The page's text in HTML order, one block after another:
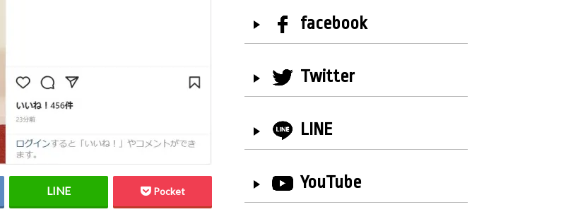
Pocket
facebook
Twitter
LINE
YouTube